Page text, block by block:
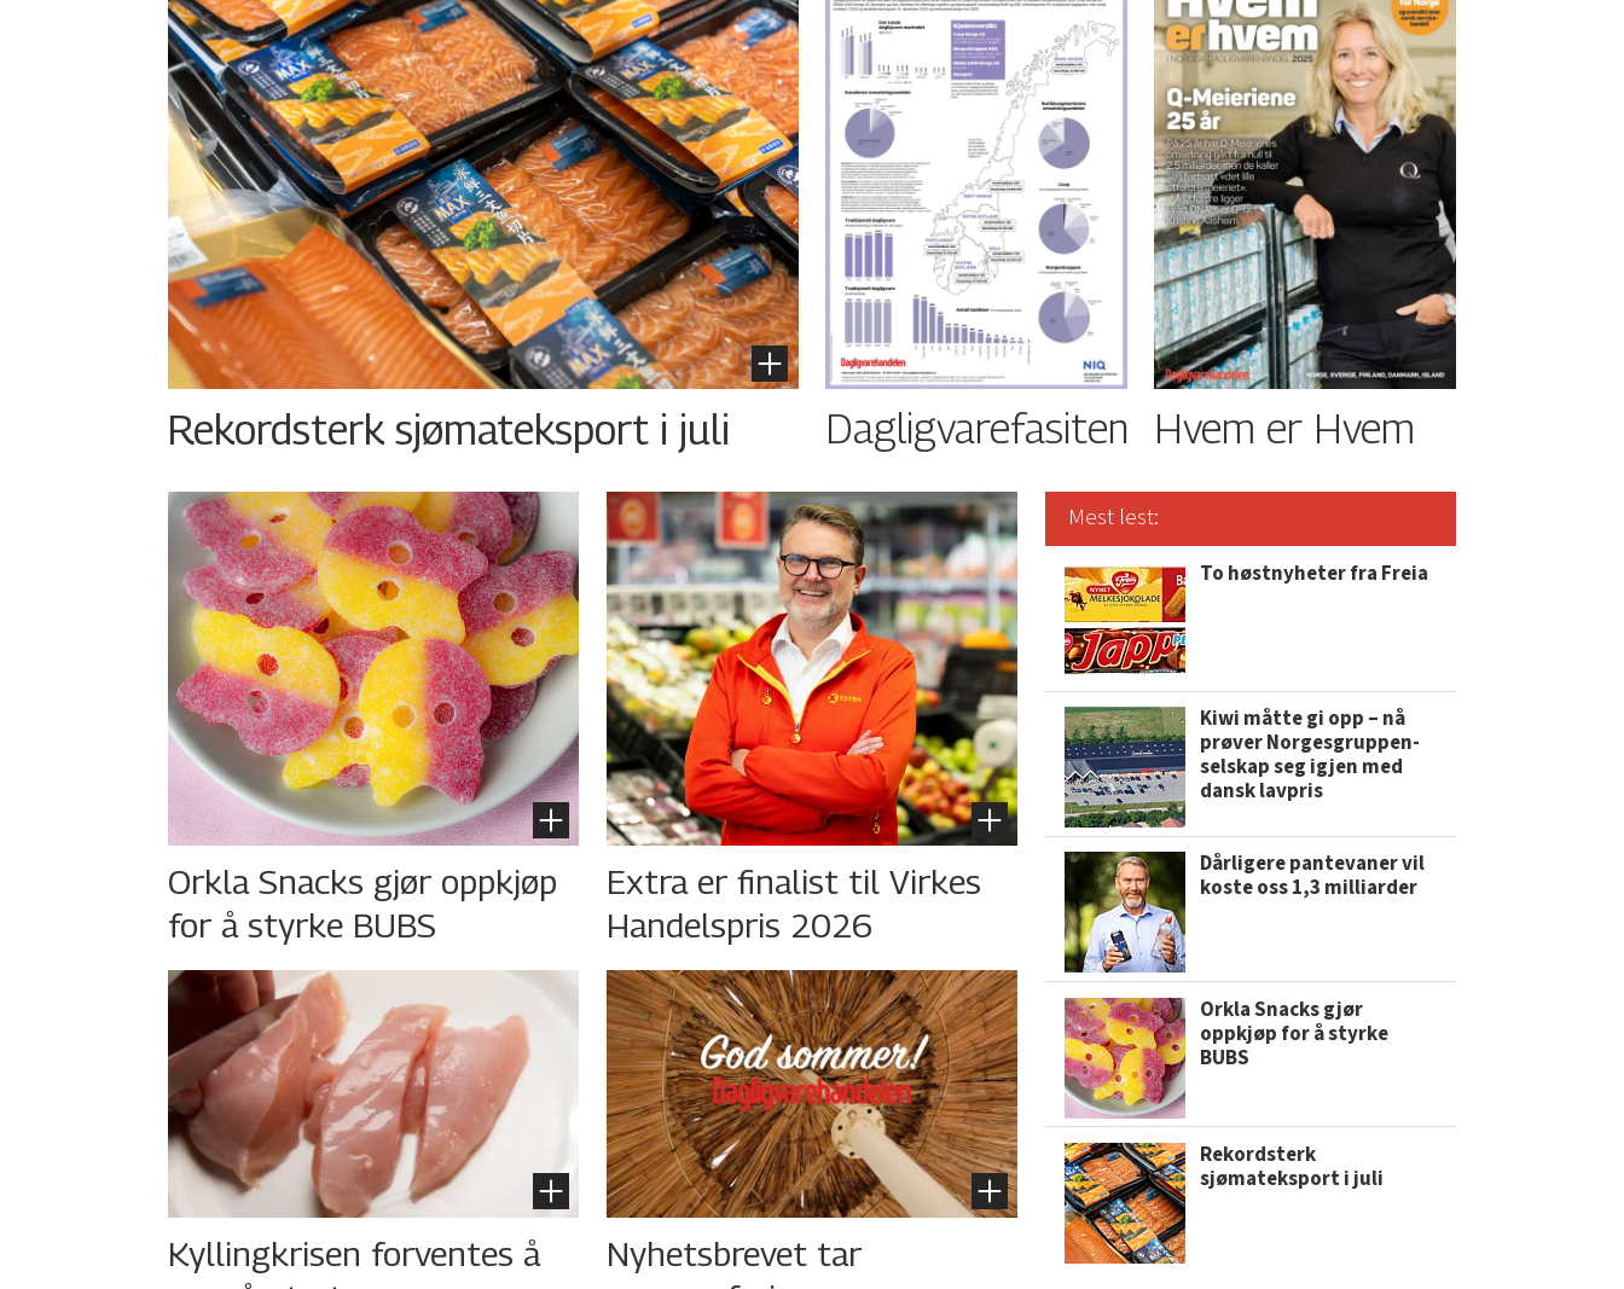
Rekordsterk sjømateksport i juli Dagligvarefasiten Hvem er Hvem
Orkla Snacks gjør oppkjøp
for å styrke BUBS
Kyllingkrisen forventes å
Extra er finalist til Virkes
Handelspris 2026
Nyhetsbrevet tar
Mest lest:
To høstnyheter fra Freia
Kiwi måtte gi opp – nå
prøver Norgesgruppen-
selskap seg igjen med
dansk lavpris
Dårligere pantevaner vil
koste oss 1,3 milliarder
Orkla Snacks gjør
oppkjøp for å styrke
BUBS
Rekordsterk
sjømateksport i juli